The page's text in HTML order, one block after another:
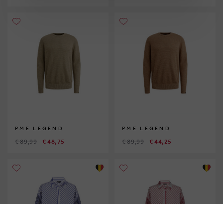
PME LEGEND
€ 89,99 € 48,75
PME LEGEND
€ 89,99 € 44,25